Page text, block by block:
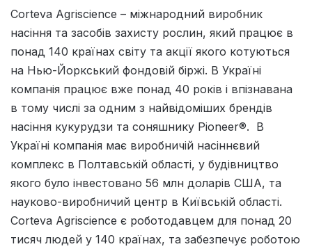
Corteva Agriscience – міжнародний виробник
насіння та засобів захисту рослин, який працює в
понад 140 країнах світу та акції якого котуються
на Нью-Йоркський фондовій біржі. В Україні
компанія працює вже понад 40 років і впізнавана
в тому числі за одним з найвідоміших брендів
насіння кукурудзи та соняшнику Pioneer®. В
Україні компанія має виробничій насіннєвий
комплекс в Полтавській області, у будівництво
якого було інвестовано 56 млн доларів США, та
науково-виробничий центр в Київській області.
Corteva Agriscience є роботодавцем для понад 20
тисяч людей у 140 країнах, та забезпечує роботою